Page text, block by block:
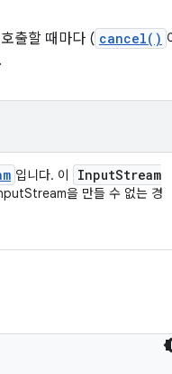
출할 때마다 ( cancel()
입니다. 이 InputStream
을 만들 수 없는 경